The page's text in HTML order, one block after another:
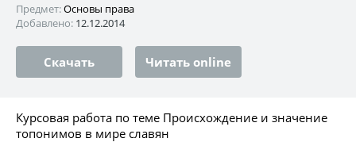
Предмет:Основы права
Добавлено: 12.12.2014
Скачать Читать online
Курсовая работа по теме Происхождение и значение
топонимов в мире славян